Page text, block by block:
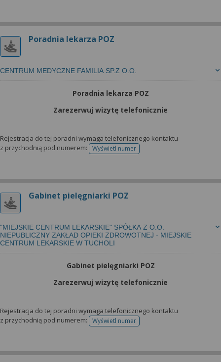
Poradnia lekarza POZ
CENTRUM MEDYCZNE FAMILIA SP.Z O.O.
Poradnia lekarza POZ
Zarezerwuj wizytę telefonicznie
Rejestracja do tej poradni wymaga telefonicznego kontaktu
z przychodnią pod numerem:
Wyświetl numertelefonu do rejestracji
Gabinet pielęgniarki POZ
"MIEJSKIE CENTRUM LEKARSKIE" SPÓŁKA Z O.O.
NIEPUBLICZNY ZAKŁAD OPIEKI ZDROWOTNEJ - MIEJSKIE
CENTRUM LEKARSKIE W TUCHOLI
Gabinet pielęgniarki POZ
Zarezerwuj wizytę telefonicznie
Rejestracja do tej poradni wymaga telefonicznego kontaktu
z przychodnią pod numerem:
Wyświetl numertelefonu do rejestracji